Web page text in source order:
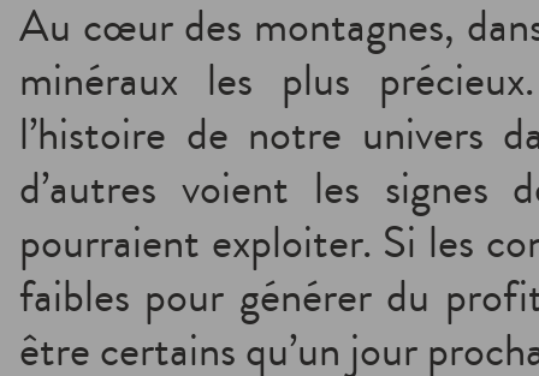
Au cœur des montagnes,
minéraux les plus
l’histoire de notre univers
d’autres voient les signes
pourraient exploiter. Si les
faibles pour générer du
être certains qu’un jour